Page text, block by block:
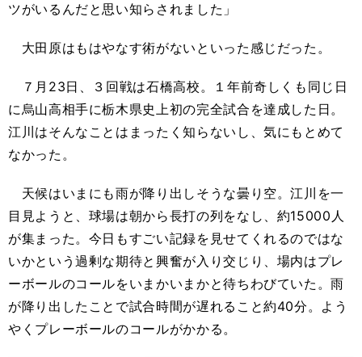
ツがいるんだと思い知らされました」
大田原はもはやなす術がないといった感じだった。
７月23日、３回戦は石橋高校。１年前奇しくも同じ日
に烏山高相手に栃木県史上初の完全試合を達成した日。
江川はそんなことはまったく知らないし、気にもとめて
なかった。
天候はいまにも雨が降り出しそうな曇り空。江川を一
目見ようと、球場は朝から長打の列をなし、約15000人
が集まった。今日もすごい記録を見せてくれるのではな
いかという過剰な期待と興奮が入り交じり、場内はプレ
ーボールのコールをいまかいまかと待ちわびていた。雨
が降り出したことで試合時間が遅れること約40分。よう
やくプレーボールのコールがかかる。